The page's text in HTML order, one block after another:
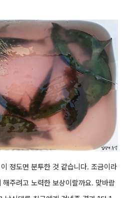
정도면 분투한 것 같습니다. 조금이라
주려고 노력한 보상이랄까요. 맞바람